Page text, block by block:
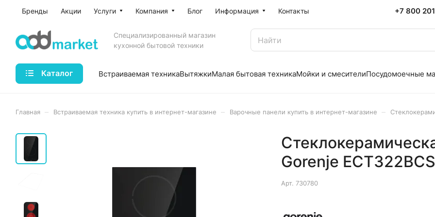
Бренды Акции Услуги Компания Блог Информация Контакты +7 800
Специализированный магазин
кухонной бытовой техники
Каталог Встраиваемая техникаВытяжкиМалая бытовая техникаМойки и смесителиПосудомоечные
Главная Встраиваемая техника купить в интернет-магазине Варочные панели купить в интернет-магазине
Gorenje
Арт. 730780